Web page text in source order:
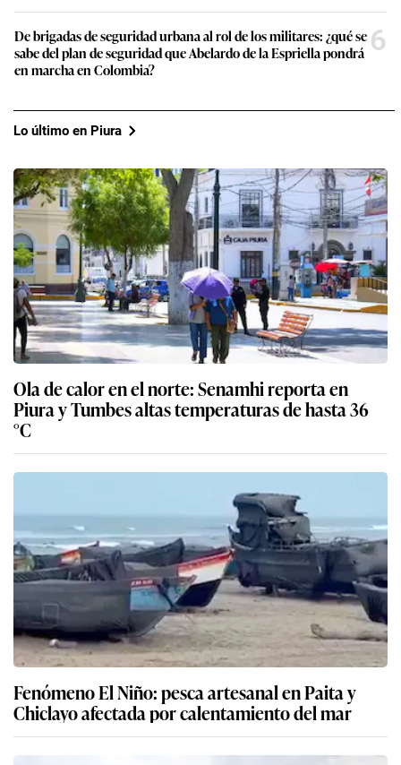
De brigadas de seguridad urbana al rol de los militares: ¿qué se
sabe del plan de seguridad que Abelardo de la Espriella pondrá
en marcha en Colombia?
6
Lo último en Piura
Ola de calor en el norte: Senamhi reporta en
Piura y Tumbes altas temperaturas de hasta 36
°C
Fenómeno El Niño: pesca artesanal en Paita y
Chiclayo afectada por calentamiento del mar